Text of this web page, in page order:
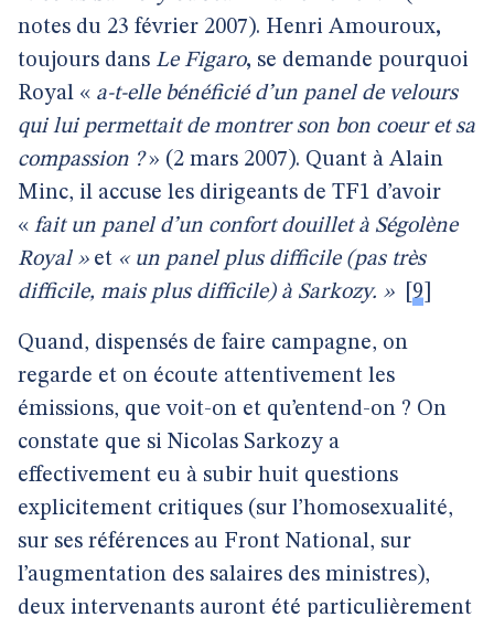
notes du 23 février 2007). Henri Amouroux,
toujours dans Le Figaro, se demande pourquoi
Royal « a-t-elle bénéficié d’un panel de velours
qui lui permettait de montrer son bon coeur et sa
compassion ?» (2 mars 2007). Quant à Alain
Minc, il accuse les dirigeants de TF1 d’avoir
« fait un panel d’un confort douillet à Ségolène
Royal »et « un panel plus difficile (pas très
difficile, mais plus difficile) à Sarkozy. »
9
Quand, dispensés de faire campagne, on
regarde et on écoute attentivement les
émissions, que voit-on et qu’entend-on ? On
constate que si Nicolas Sarkozy a
effectivement eu à subir huit questions
explicitement critiques (sur l’homosexualité,
sur ses références au Front National, sur
l’augmentation des salaires des ministres),
deux intervenants auront été particulièrement